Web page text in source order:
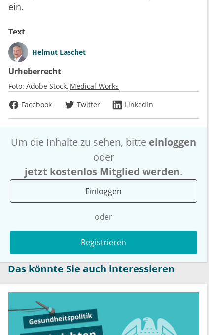
ein.
Text
Helmut Laschet
Urheberrecht
Foto: Adobe Stock Medical Works
Facebook
Twitter LinkedIn
Um die Inhalte zu sehen, bitte einloggen
oder
jetzt kostenlos Mitglied werden.
Einloggen
oder
Registrieren
Das könnte Sie auch interessieren